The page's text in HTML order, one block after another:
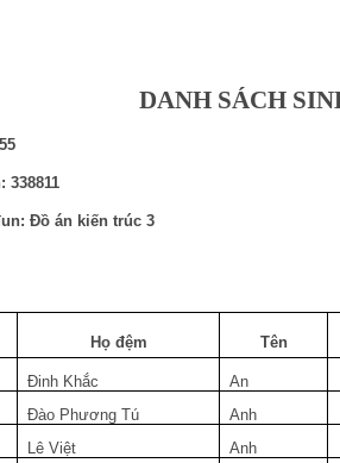
DANH SÁCH
338811
Đồ án kiến trúc 3
Họ đệm Tên
Đinh Khắc
An
Đào Phương Tú
Anh
Lê Việt
Anh